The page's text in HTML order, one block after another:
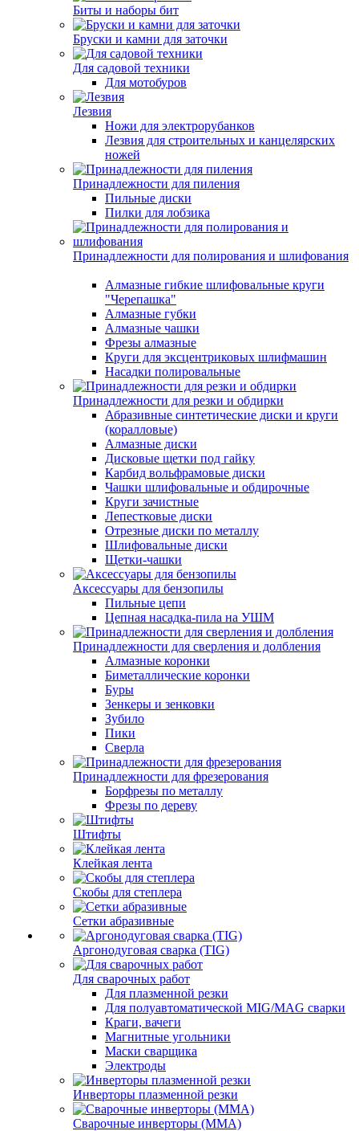
Биты и наборы бит
Бруски и камни для заточки
Для садовой техники
Для мотобуров
Лезвия
Ножи для электрорубанков
Лезвия для строительных и канцелярских
ножей
Принадлежности для пиления
Пильные диски
Пилки для лобзика
Принадлежности для полирования и шлифования
Алмазные гибкие шлифовальные круги
"Черепашка"
Алмазные губки
Алмазные чашки
Фрезы алмазные
Круги для эксцентриковых шлифмашин
Насадки полировальные
Принадлежности для резки и обдирки
Абразивные синтетические диски и круги
(коралловые)
Алмазные диски
Дисковые щетки под гайку
Карбид вольфрамовые диски
Чашки шлифовальные и обдирочные
Круги зачистные
Лепестковые диски
Отрезные диски по металлу
Шлифовальные диски
Щетки-чашки
Аксессуары для бензопилы
Пильные цепи
Цепная насадка-пила на УШМ
Принадлежности для сверления и долбления
Алмазные коронки
Биметаллические коронки
Буры
Зенкеры и зенковки
Зубило
Пики
Сверла
Принадлежности для фрезерования
Борфрезы по металлу
Фрезы по дереву
Штифты
Клейкая лента
Скобы для степлера
Сетки абразивные
Аргонодуговая сварка (TIG)
Для сварочных работ
Для плазменной резки
Для полуавтоматической MIG/MAG сварки
Краги, вачеги
Магнитные угольники
Маски сварщика
Электроды
Инверторы плазменной резки
Сварочные инверторы (MMA)